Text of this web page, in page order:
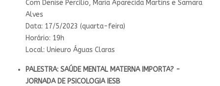
Com Denise Percílio, Maria Aparecida Martins e Samara
Alves
Data: 17/5/2023 (quarta-feira)
Horário: 19h
Local: Unieuro Águas Claras
PALESTRA: SAÚDE MENTAL MATERNA IMPORTA? -
JORNADA DE PSICOLOGIA IESB